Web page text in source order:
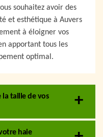
souhaitez avoir des
et esthétique à Auvers
à éloigner vos
apportant tous les
optimal.
la taille de vos
haie